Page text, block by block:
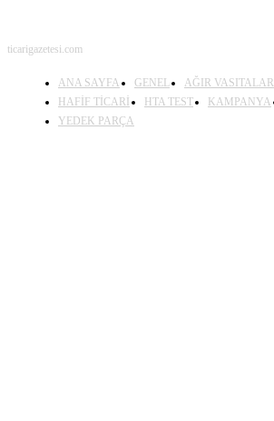
ticarigazetesi.com
ANA SAYFA GENEL AĞIR VASITALAR
HAFİF TİCARİ
HTA TEST KAMPANYA
YEDEK PARÇA